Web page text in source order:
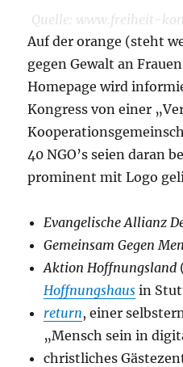
Quelle: www.freiheit-
Auf der orange (steht
gegen Gewalt an
Homepage wird
Kongress von einer
40 NGO’s seien daran
prominent mit Logo
Evangelische Allianz
Gemeinsam Gegen
Aktion Hoffnungsland
Hoffnungshaus in
return, einer
„Mensch sein in
christliches